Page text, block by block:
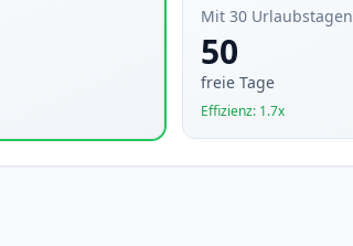
Mit 30 Urlaubstagen
50
freie Tage
Effizienz: 1.7x